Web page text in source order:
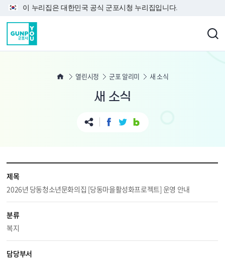
본문 바로가기
이 누리집은 대한민국 공식 군포시청 누리집입니다.
열린시정 군포 알리미 새 소식
새 소식
제목
2026년 당동청소년문화의집 [당동마을활성화프로젝트] 운영 안내
분류
복지
담당부서